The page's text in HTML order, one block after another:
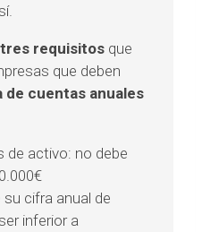
tres requisitos que
que deben
de cuentas anuales
de activo: no debe
cifra anual de
inferior a